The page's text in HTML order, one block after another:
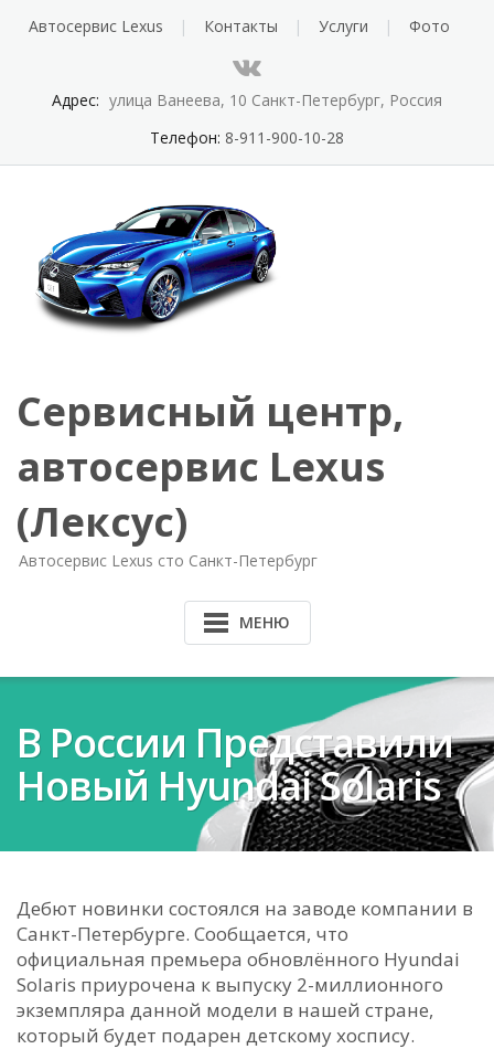
Автосервис Lexus Контакты Услуги Фото
Адрес: улица Ванеева, 10 Санкт-Петербург, Россия
Телефон: 8-911-900-10-28
Сервисный центр,
автосервис Lexus
(Лексус)
Автосервис Lexus сто Санкт-Петербург
МЕНЮ
В России Представили
Новый Hyundai Solaris
Дебют новинки состоялся на заводе компании в
Санкт-Петербурге. Сообщается, что
официальная премьера обновлённого Hyundai
Solaris приурочена к выпуску 2-миллионного
экземпляра данной модели в нашей стране,
который будет подарен детскому хоспису.